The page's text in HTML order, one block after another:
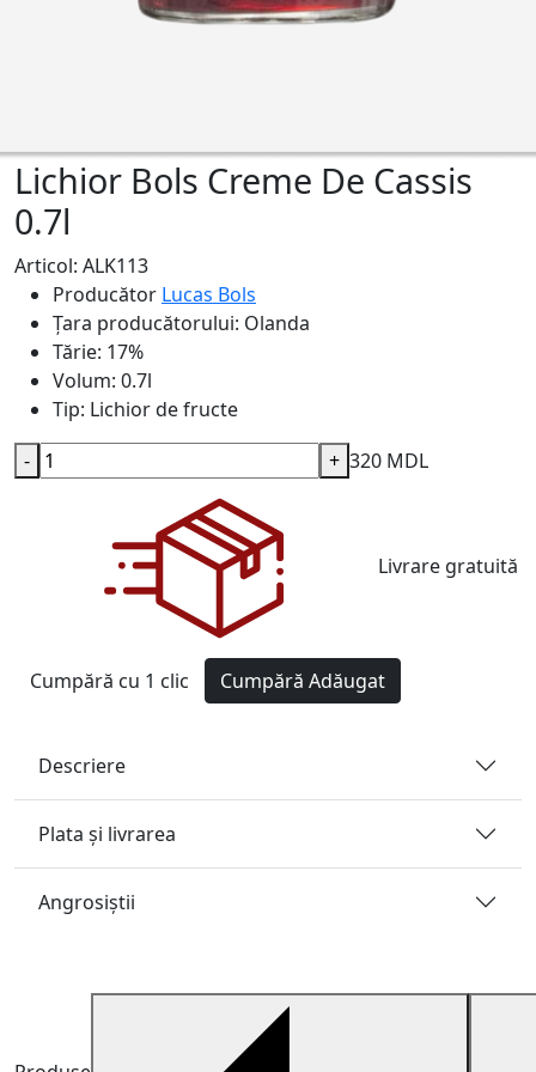
Lichior Bols Creme De Cassis
0.7l
Articol: ALK113
Producător Lucas Bols
Țara producătorului: Olanda
Tărie: 17%
Volum: 0.7l
Tip: Lichior de fructe
320 MDL
- +
Livrare gratuită
Cumpără cu 1 clic Cumpără Adăugat
Descriere
Plata și livrarea
Angrosiştii